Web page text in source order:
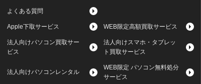
よくある質問
Apple下取サービス WEB限定高額買取サービス
法人向けパソコン買取サー
ビス
法人向けスマホ・タブレッ
ト買取サービス
法人向けパソコンレンタル
WEB限定 パソコン無料処分
サービス